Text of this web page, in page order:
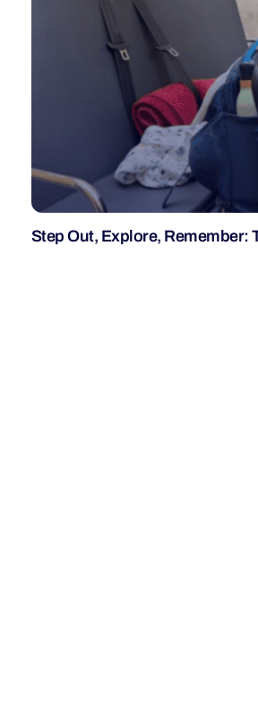
Step Out, Explore, Remember: